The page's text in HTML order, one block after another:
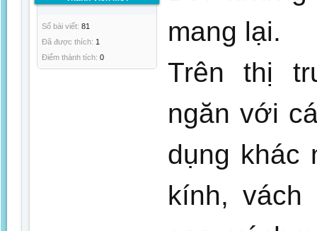
Số bài viết: 81
Đã được thích: 1
Điểm thành tích: 0
mang lại.
Trên thị
ngăn với
dụng khác
kính, vách